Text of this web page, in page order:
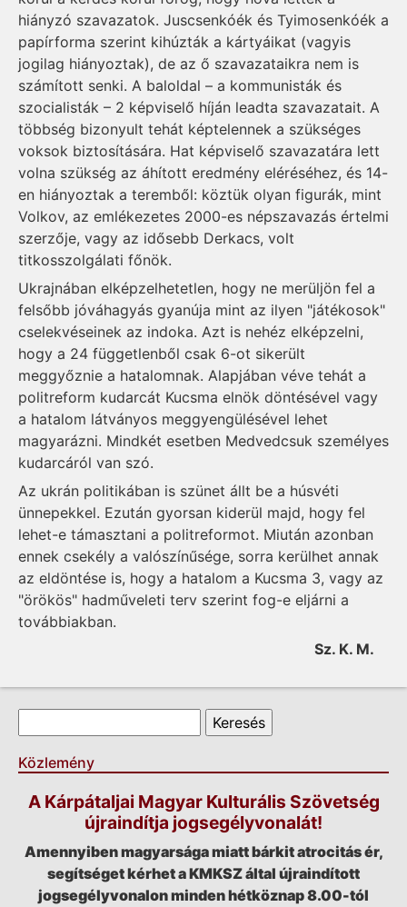
hiányzó szavazatok. Juscsenkóék és Tyimosenkóék a
papírforma szerint kihúzták a kártyáikat (vagyis
jogilag hiányoztak), de az ő szavazataikra nem is
számított senki. A baloldal – a kommunisták és
szocialisták – 2 képviselő híján leadta szavazatait. A
többség bizonyult tehát képtelennek a szükséges
voksok biztosítására. Hat képviselő szavazatára lett
volna szükség az áhított eredmény eléréséhez, és 14-
en hiányoztak a teremből: köztük olyan figurák, mint
Volkov, az emlékezetes 2000-es népszavazás értelmi
szerzője, vagy az idősebb Derkacs, volt
titkosszolgálati főnök.
Ukrajnában elképzelhetetlen, hogy ne merüljön fel a
felsőbb jóváhagyás gyanúja mint az ilyen "játékosok"
cselekvéseinek az indoka. Azt is nehéz elképzelni,
hogy a 24 függetlenből csak 6-ot sikerült
meggyőznie a hatalomnak. Alapjában véve tehát a
politreform kudarcát Kucsma elnök döntésével vagy
a hatalom látványos meggyengülésével lehet
magyarázni. Mindkét esetben Medvedcsuk személyes
kudarcáról van szó.
Az ukrán politikában is szünet állt be a húsvéti
ünnepekkel. Ezután gyorsan kiderül majd, hogy fel
lehet-e támasztani a politreformot. Miután azonban
ennek csekély a valószínűsége, sorra kerülhet annak
az eldöntése is, hogy a hatalom a Kucsma 3, vagy az
"örökös" hadműveleti terv szerint fog-e eljárni a
továbbiakban.
Sz. K. M.
Keresés űrlap
Közlemény
A Kárpátaljai Magyar Kulturális Szövetség
újraindítja jogsegélyvonalát!
Amennyiben magyarsága miatt bárkit atrocitás ér,
segítséget kérhet a KMKSZ által újraindított
jogsegélyvonalon minden hétköznap 8.00-tól